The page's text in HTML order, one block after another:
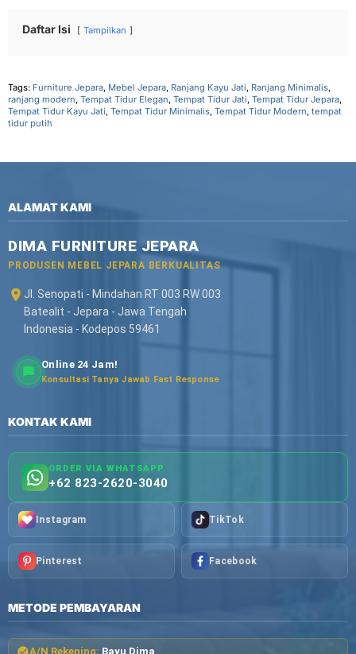
Daftar Isi Tampilkan
Tags: Furniture Jepara, Mebel Jepara, Ranjang Kayu Jati, Ranjang Minimalis,
ranjang modern, Tempat Tidur Elegan, Tempat Tidur Jati, Tempat Tidur Jepara,
Tempat Tidur Kayu Jati, Tempat Tidur Minimalis, Tempat Tidur Modern, tempat
tidur putih
ALAMAT KAMI
DIMA FURNITURE JEPARA
PRODUSEN MEBEL JEPARA BERKUALITAS
Jl. Senopati - Mindahan RT 003 RW 003
Batealit - Jepara - Jawa Tengah
Indonesia - Kodepos 59461
Online 24 Jam!
Konsultasi Tanya Jawab Fast Response
KONTAK KAMI
ORDER VIA WHATSAPP
+62 823-2620-3040
Instagram TikTok
Pinterest Facebook
METODE PEMBAYARAN
A/N Rekening: Bayu Dima